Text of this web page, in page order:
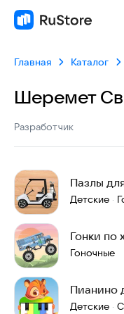
Главная Каталог
Шеремет
Разработчик
Пазлы
Детские ·
Гонки по
Гоночные
Пианино
Детские ·